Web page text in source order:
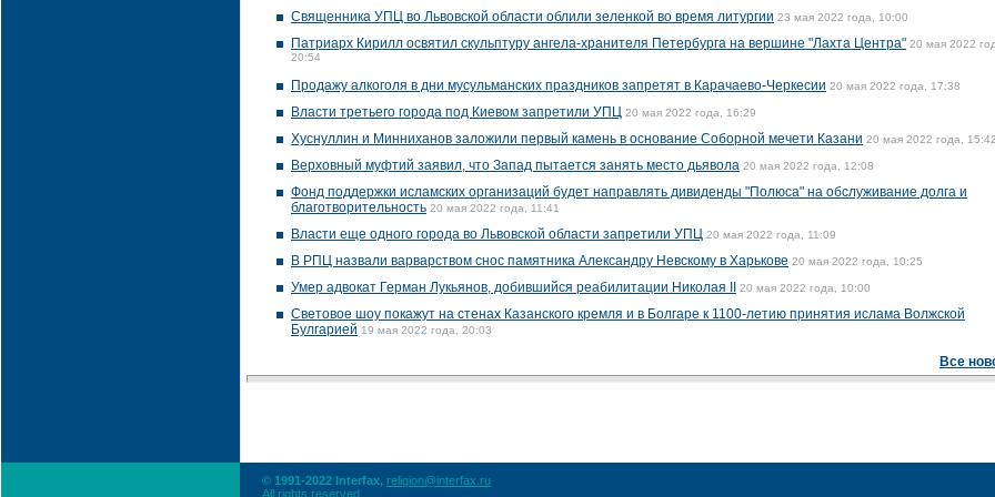
Священника УПЦ во Львовской области облили зеленкой во время литургии 23 мая 2022 года, 10:00
Патриарх Кирилл освятил скульптуру ангела-хранителя Петербурга на вершине "Лахта Центра" 20 мая 2022
20:54
Продажу алкоголя в дни мусульманских праздников запретят в Карачаево-Черкесии 20 мая 2022 года, 17:38
Власти третьего города под Киевом запретили УПЦ 20 мая 2022 года, 16:29
Хуснуллин и Минниханов заложили первый камень в основание Соборной мечети Казани 20 мая 2022 года, 15:42
Верховный муфтий заявил, что Запад пытается занять место дьявола 20 мая 2022 года, 12:08
Фонд поддержки исламских организаций будет направлять дивиденды "Полюса" на обслуживание долга и
благотворительность 20 мая 2022 года, 11:41
Власти еще одного города во Львовской области запретили УПЦ 20 мая 2022 года, 11:09
В РПЦ назвали варварством снос памятника Александру Невскому в Харькове 20 мая 2022 года, 10:25
Умер адвокат Герман Лукьянов, добившийся реабилитации Николая II 20 мая 2022 года, 10:00
Световое шоу покажут на стенах Казанского кремля и в Болгаре к 1100-летию принятия ислама Волжской
Булгарией 19 мая 2022 года, 20:03
Все
© 1991-2022 Interfax, religion@interfax.ru
All rights reserved